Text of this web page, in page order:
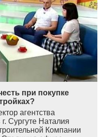
при покупке
агентства
Сургуте Наталия
Компании